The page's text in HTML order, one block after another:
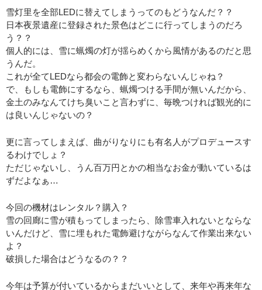
雪灯里を全部LEDに替えてしまうってのもどうなんだ？？
日本夜景遺産に登録された景色はどこに行ってしまうのだろ
う？？
個人的には、雪に蝋燭の灯が揺らめくから風情があるのだと思
うんだ。
これが全てLEDなら都会の電飾と変わらないんじゃね？
で、もしも電飾にするなら、蝋燭つける手間が無いんだから、
金土のみなんてけち臭いこと言わずに、毎晩つければ観光的に
は良いんじゃないの？
更に言ってしまえば、曲がりなりにも有名人がプロデュースす
るわけでしょ？
ただじゃないし、うん百万円とかの相当なお金が動いているは
ずだよなぁ…
今回の機材はレンタル？購入？
雪の回廊に雪が積もってしまったら、除雪車入れないとならな
いんだけど、雪に埋もれた電飾避けながらなんて作業出来ない
よ？
破損した場合はどうなるの？？
今年は予算が付いているからまだいいとして、来年や再来年な